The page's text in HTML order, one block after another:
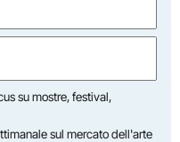
su mostre, festival,
sul mercato dell'arte